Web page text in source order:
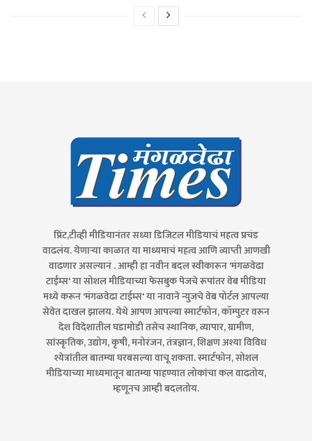
प्रिंट,टीव्ही मीडियानंतर सध्या डिजिटल मीडियाचं महत्व प्रचंड
वाढलंय. येणाऱ्या काळात या माध्यमाचं महत्व आणि व्याप्ती आणखी
वाढणार असल्यानं . आम्ही हा नवीन बदल स्वीकारून 'मंगळवेढा
टाईम्स' या सोशल मीडियाच्या फेसबुक पेजचे रूपांतर वेब मीडिया
मध्ये करून 'मंगळवेढा टाईम्स' या नावाने न्युजचे वेब पोर्टल आपल्या
सेवेत दाखल झालय. येथे आपण आपल्या स्मार्टफोन, कॉम्पुटर वरून
देश विदेशातील घडामोडी तसेच स्थानिक, व्यापार, ग्रामीण,
सांस्कृतिक, उद्योग, कृषी, मनोरंजन, तंत्रज्ञान, शिक्षण अश्या विविध
श्येत्रांतील बातम्या घरबसल्या वाचू शकता. स्मार्टफोन, सोशल
मीडियाच्या माध्यमातून बातम्या पाहण्यात लोकांचा कल वाढतोय,
म्हणूनच आम्ही बदलतोय.